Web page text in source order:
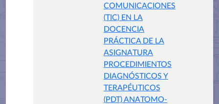
COMUNICACIONES
(TIC) EN LA
DOCENCIA
PRÁCTICA DE LA
ASIGNATURA
PROCEDIMIENTOS
DIAGNÓSTICOS Y
TERAPÉUTICOS
(PDT) ANATOMO-